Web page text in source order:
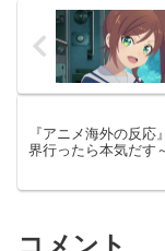
『アニメ海外の反
界行ったら本気だ
コメント